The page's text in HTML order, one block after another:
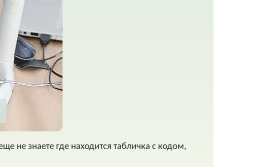
не знаете где находится табличка с кодом,